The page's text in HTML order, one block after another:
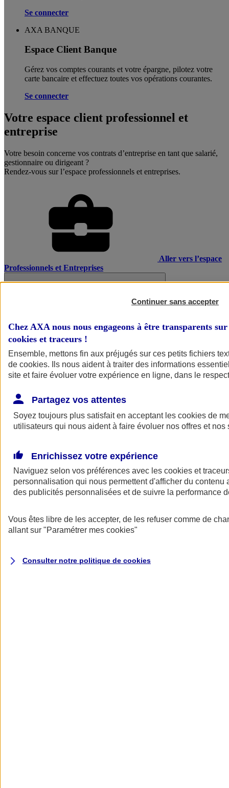
Se connecter
AXA BANQUE
Espace Client Banque
Gérez vos comptes courants et votre épargne, pilotez votre
carte bancaire et effectuez toutes vos opérations courantes.
Se connecter
Votre espace client professionnel et
entreprise
Votre besoin concerne vos contrats d’entreprise en tant que salarié,
gestionnaire ou dirigeant ?
Rendez-vous sur l’espace professionnels et entreprises.
Aller vers l’espace
Professionnels et Entreprises
AXA Assurance
Continuer sans accepter
Chez AXA nous nous engageons à être transparents
cookies et traceurs !
Ensemble, mettons fin aux préjugés sur ces petits fichiers
de cookies. Ils nous aident à traiter des informations
site et faire évoluer votre expérience en ligne, dans le
Partagez vos attentes
Soyez toujours plus satisfait en acceptant les cookies de
utilisateurs qui nous aident à faire évoluer nos offres et nos
Enrichissez votre expérience
Naviguez selon vos préférences avec les cookies et
personnalisation qui nous permettent d'afficher du contenu
des publicités personnalisées et de suivre la performance
Vous êtes libre de les accepter, de les refuser comme de
allant sur "Paramétrer mes cookies"
Consulter notre politique de cookies